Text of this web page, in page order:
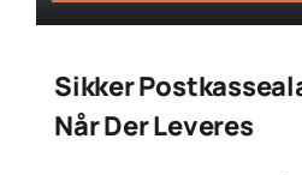
Sikker
Når Der Leveres